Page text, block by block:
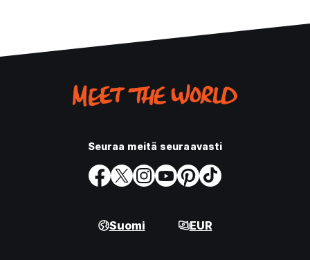
Seuraa meitä seuraavasti
Suomi EUR